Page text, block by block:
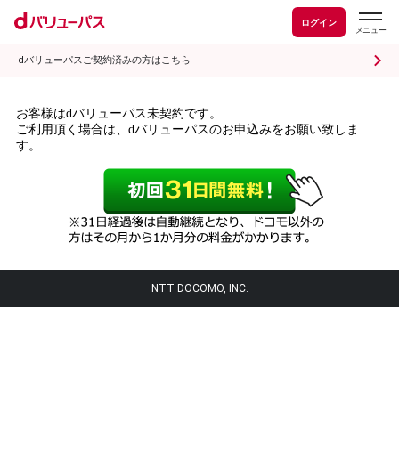
ログイン
dバリューパスご契約済みの方はこちら
お客様はdバリューパス未契約です。
ご利用頂く場合は、dバリューパスのお申込みをお願い致しま
す。
NTT DOCOMO, INC.